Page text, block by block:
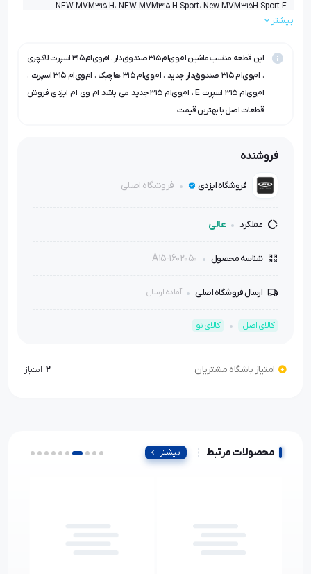
NEW MVM315 H، NEW MVM315 H Sport، New MVM315H Sport E
بیشتر
این قطعه مناسب ماشین ام‌وی‌ام ۳۱۵ صندوق‌دار ، ام‌وی‌ام ۳۱۵ اسپرت لاکچری
، ام‌وی‌ام ۳۱۵ صندوق‌دار جدید ، ام‌وی‌ام ۳۱۵ هاچبک ، ام‌وی‌ام ۳۱۵ اسپرت ،
ام‌وی‌ام ۳۱۵ اسپرت E ، ام‌وی‌ام ۳۱۵ جدید می باشد ام وی ام ایزدی فروش
قطعات اصل با بهترین قیمت
فروشنده
فروشگاه ایزدی فروشگاه اصلی
عملکرد عالی
شناسه محصول A15-1602050
ارسال فروشگاه اصلی آماده ارسال
کالای اصل کالای نو
امتیاز باشگاه مشتریان 2 امتیاز
محصولات مرتبط بیشتر